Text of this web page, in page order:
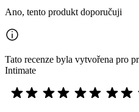
Ano, tento produkt doporučuji
Tato recenze byla vytvořena pro
Intimate